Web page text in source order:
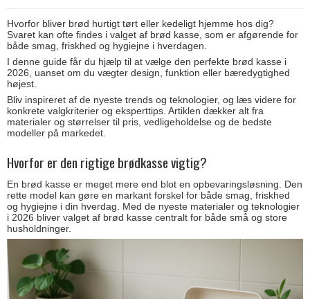
Hvorfor bliver brød hurtigt tørt eller kedeligt hjemme hos dig?
Svaret kan ofte findes i valget af brød kasse, som er afgørende for
både smag, friskhed og hygiejne i hverdagen.
I denne guide får du hjælp til at vælge den perfekte brød kasse i
2026, uanset om du vægter design, funktion eller bæredygtighed
højest.
Bliv inspireret af de nyeste trends og teknologier, og læs videre for
konkrete valgkriterier og eksperttips. Artiklen dækker alt fra
materialer og størrelser til pris, vedligeholdelse og de bedste
modeller på markedet.
Hvorfor er den rigtige brødkasse vigtig?
En brød kasse er meget mere end blot en opbevaringsløsning. Den
rette model kan gøre en markant forskel for både smag, friskhed
og hygiejne i din hverdag. Med de nyeste materialer og teknologier
i 2026 bliver valget af brød kasse centralt for både små og store
husholdninger.